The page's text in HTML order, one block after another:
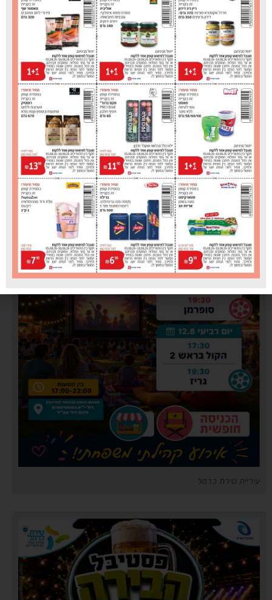
כללית
עיריית טירת כרמל